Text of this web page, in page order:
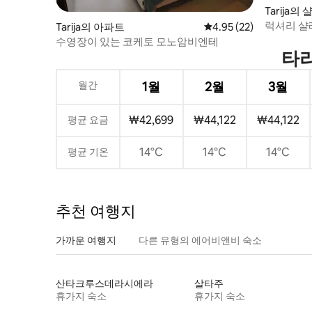
Tarija의 아파트 평점 4.95점(5점 만점),
4.95 (22)
수영장이 있는 코케토 모노암비엔테
Tarija의
럭셔리 샬
타
월간 1월 2월 3월
평균 요금 ₩42,699 ₩44,122 ₩44,122
평균 기온 14°C 14°C 14°C
추천 여행지
가까운 여행지 다른 유형의 에어비앤비 숙소
산타크루스데라시에라
휴가지 숙소
살타주
휴가지 숙소